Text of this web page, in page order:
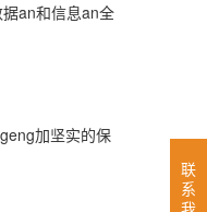
an和信息an全
加坚实的保
联
系
我